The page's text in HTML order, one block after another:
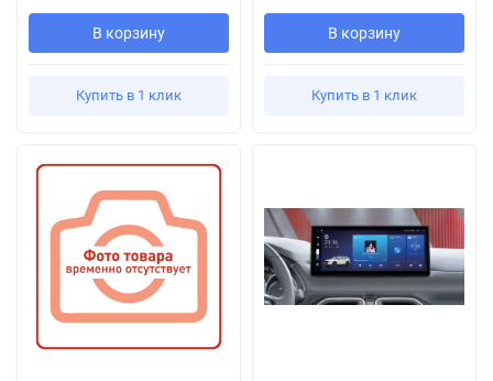
В корзину
Купить в 1 клик
В корзину
Купить в 1 клик